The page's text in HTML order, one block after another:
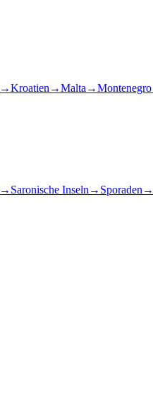
→Kroatien →Malta →Montenegro
→ Saronische Inseln → Sporaden →